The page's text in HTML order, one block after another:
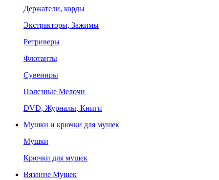
Держатели, корды
Экстракторы, Зажимы
Ретриверы
Флотанты
Сувениры
Полезные Мелочи
DVD, Журналы, Книги
Мушки и крючки для мушек
Мушки
Крючки для мушек
Вязание Мушек